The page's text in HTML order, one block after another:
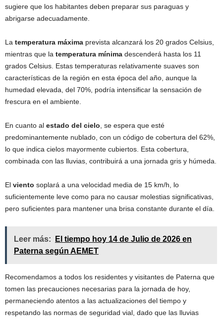
sugiere que los habitantes deben preparar sus paraguas y
abrigarse adecuadamente.
La temperatura máxima prevista alcanzará los 20 grados Celsius,
mientras que la temperatura mínima descenderá hasta los 11
grados Celsius. Estas temperaturas relativamente suaves son
características de la región en esta época del año, aunque la
humedad elevada, del 70%, podría intensificar la sensación de
frescura en el ambiente.
En cuanto al estado del cielo, se espera que esté
predominantemente nublado, con un código de cobertura del 62%,
lo que indica cielos mayormente cubiertos. Esta cobertura,
combinada con las lluvias, contribuirá a una jornada gris y húmeda.
El viento soplará a una velocidad media de 15 km/h, lo
suficientemente leve como para no causar molestias significativas,
pero suficientes para mantener una brisa constante durante el día.
Leer más:
El tiempo hoy 14 de Julio de 2026 en
Paterna según AEMET
Recomendamos a todos los residentes y visitantes de Paterna que
tomen las precauciones necesarias para la jornada de hoy,
permaneciendo atentos a las actualizaciones del tiempo y
respetando las normas de seguridad vial, dado que las lluvias